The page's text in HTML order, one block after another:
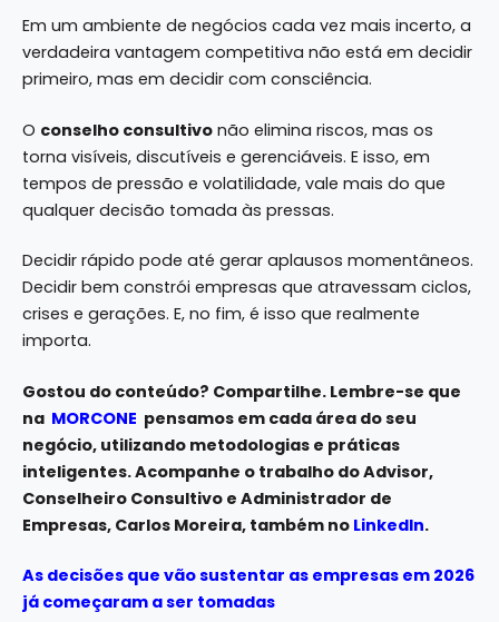
Em um ambiente de negócios cada vez mais incerto, a
verdadeira vantagem competitiva não está em decidir
primeiro, mas em decidir com consciência.
O conselho consultivo não elimina riscos, mas os
torna visíveis, discutíveis e gerenciáveis. E isso, em
tempos de pressão e volatilidade, vale mais do que
qualquer decisão tomada às pressas.
Decidir rápido pode até gerar aplausos momentâneos.
Decidir bem constrói empresas que atravessam ciclos,
crises e gerações. E, no fim, é isso que realmente
importa.
Gostou do conteúdo? Compartilhe. Lembre-se que
na MORCONE pensamos em cada área do seu
negócio, utilizando metodologias e práticas
inteligentes. Acompanhe o trabalho do Advisor,
Conselheiro Consultivo e Administrador de
Empresas, Carlos Moreira, também no LinkedIn.
As decisões que vão sustentar as empresas em 2026
já começaram a ser tomadas